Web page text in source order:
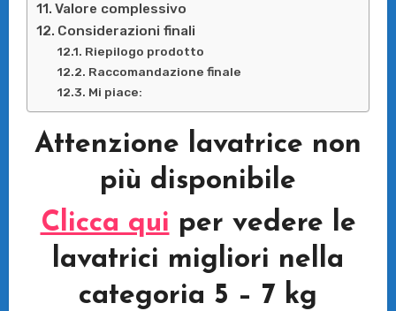
Valore complessivo
Considerazioni finali
Riepilogo prodotto
Raccomandazione finale
Mi piace:
Attenzione lavatrice non
più disponibile
Clicca qui per vedere le
lavatrici migliori nella
categoria 5 – 7 kg